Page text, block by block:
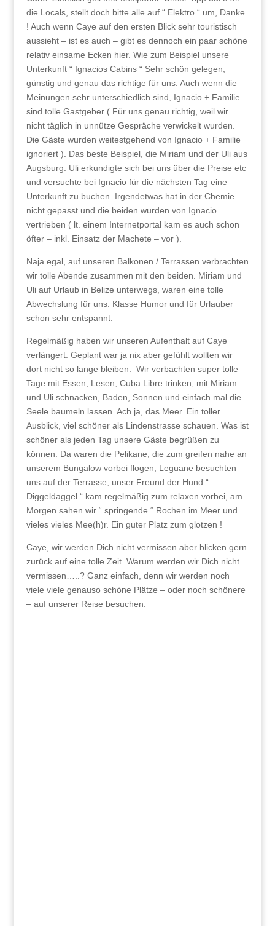
die Locals, stellt doch bitte alle auf “ Elektro “ um, Danke
! Auch wenn Caye auf den ersten Blick sehr touristisch
aussieht – ist es auch – gibt es dennoch ein paar schöne
relativ einsame Ecken hier. Wie zum Beispiel unsere
Unterkunft “ Ignacios Cabins “ Sehr schön gelegen,
günstig und genau das richtige für uns. Auch wenn die
Meinungen sehr unterschiedlich sind, Ignacio + Familie
sind tolle Gastgeber ( Für uns genau richtig, weil wir
nicht täglich in unnütze Gespräche verwickelt wurden.
Die Gäste wurden weitestgehend von Ignacio + Familie
ignoriert ). Das beste Beispiel, die Miriam und der Uli aus
Augsburg. Uli erkundigte sich bei uns über die Preise etc
und versuchte bei Ignacio für die nächsten Tag eine
Unterkunft zu buchen. Irgendetwas hat in der Chemie
nicht gepasst und die beiden wurden von Ignacio
vertrieben ( lt. einem Internetportal kam es auch schon
öfter – inkl. Einsatz der Machete – vor ).
Naja egal, auf unseren Balkonen / Terrassen verbrachten
wir tolle Abende zusammen mit den beiden. Miriam und
Uli auf Urlaub in Belize unterwegs, waren eine tolle
Abwechslung für uns. Klasse Humor und für Urlauber
schon sehr entspannt.
Regelmäßig haben wir unseren Aufenthalt auf Caye
verlängert. Geplant war ja nix aber gefühlt wollten wir
dort nicht so lange bleiben. Wir verbachten super tolle
Tage mit Essen, Lesen, Cuba Libre trinken, mit Miriam
und Uli schnacken, Baden, Sonnen und einfach mal die
Seele baumeln lassen. Ach ja, das Meer. Ein toller
Ausblick, viel schöner als Lindenstrasse schauen. Was ist
schöner als jeden Tag unsere Gäste begrüßen zu
können. Da waren die Pelikane, die zum greifen nahe an
unserem Bungalow vorbei flogen, Leguane besuchten
uns auf der Terrasse, unser Freund der Hund “
Diggeldaggel “ kam regelmäßig zum relaxen vorbei, am
Morgen sahen wir “ springende “ Rochen im Meer und
vieles vieles Mee(h)r. Ein guter Platz zum glotzen !
Caye, wir werden Dich nicht vermissen aber blicken gern
zurück auf eine tolle Zeit. Warum werden wir Dich nicht
vermissen…..? Ganz einfach, denn wir werden noch
viele viele genauso schöne Plätze – oder noch schönere
– auf unserer Reise besuchen.